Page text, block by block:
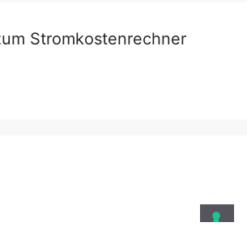
Stromkostenrechner